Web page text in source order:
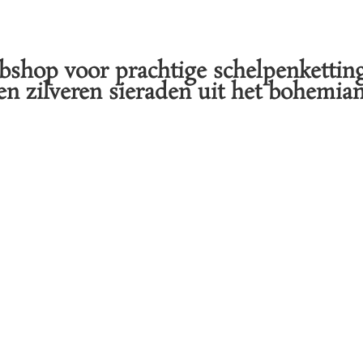
voor prachtige
zilveren sieraden uit het